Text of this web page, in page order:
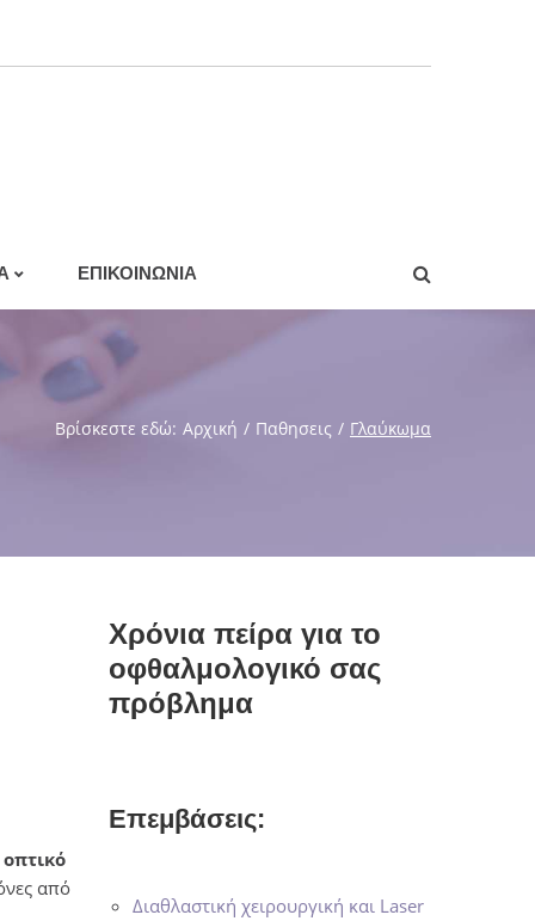
ΕΠΙΚΟΙΝΩΝΙΑ
Βρίσκεστε εδώ: Αρχική / Παθησεις / Γλαύκωμα
οπτικό
από
Χρόνια πείρα για το
οφθαλμολογικό σας
πρόβλημα
Επεμβάσεις:
Διαθλαστική χειρουργική και Laser